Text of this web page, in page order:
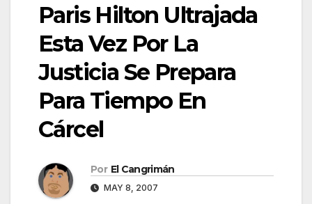
Paris Hilton Ultrajada
Esta Vez Por La
Justicia Se Prepara
Para Tiempo En
Cárcel
Por El Cangrimán
MAY 8, 2007